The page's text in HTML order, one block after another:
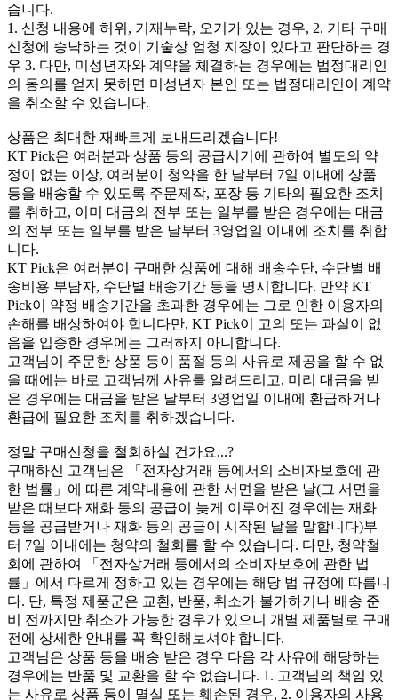
습니다.
1. 신청 내용에 허위, 기재누락, 오기가 있는 경우, 2. 기타 구매
신청에 승낙하는 것이 기술상 엄청 지장이 있다고 판단하는 경
우 3. 다만, 미성년자와 계약을 체결하는 경우에는 법정대리인
의 동의를 얻지 못하면 미성년자 본인 또는 법정대리인이 계약
을 취소할 수 있습니다.
상품은 최대한 재빠르게 보내드리겠습니다!
KT Pick은 여러분과 상품 등의 공급시기에 관하여 별도의 약
정이 없는 이상, 여러분이 청약을 한 날부터 7일 이내에 상품
등을 배송할 수 있도록 주문제작, 포장 등 기타의 필요한 조치
를 취하고, 이미 대금의 전부 또는 일부를 받은 경우에는 대금
의 전부 또는 일부를 받은 날부터 3영업일 이내에 조치를 취합
니다.
KT Pick은 여러분이 구매한 상품에 대해 배송수단, 수단별 배
송비용 부담자, 수단별 배송기간 등을 명시합니다. 만약 KT
Pick이 약정 배송기간을 초과한 경우에는 그로 인한 이용자의
손해를 배상하여야 합니다만, KT Pick이 고의 또는 과실이 없
음을 입증한 경우에는 그러하지 아니합니다.
고객님이 주문한 상품 등이 품절 등의 사유로 제공을 할 수 없
을 때에는 바로 고객님께 사유를 알려드리고, 미리 대금을 받
은 경우에는 대금을 받은 날부터 3영업일 이내에 환급하거나
환급에 필요한 조치를 취하겠습니다.
정말 구매신청을 철회하실 건가요...?
구매하신 고객님은 「전자상거래 등에서의 소비자보호에 관
한 법률」에 따른 계약내용에 관한 서면을 받은 날(그 서면을
받은 때보다 재화 등의 공급이 늦게 이루어진 경우에는 재화
등을 공급받거나 재화 등의 공급이 시작된 날을 말합니다)부
터 7일 이내에는 청약의 철회를 할 수 있습니다. 다만, 청약철
회에 관하여 「전자상거래 등에서의 소비자보호에 관한 법
률」에서 다르게 정하고 있는 경우에는 해당 법 규정에 따릅니
다. 단, 특정 제품군은 교환, 반품, 취소가 불가하거나 배송 준
비 전까지만 취소가 가능한 경우가 있으니 개별 제품별로 구매
전에 상세한 안내를 꼭 확인해보셔야 합니다.
고객님은 상품 등을 배송 받은 경우 다음 각 사유에 해당하는
경우에는 반품 및 교환을 할 수 없습니다. 1. 고객님의 책임 있
는 사유로 상품 등이 멸실 또는 훼손된 경우, 2. 이용자의 사용